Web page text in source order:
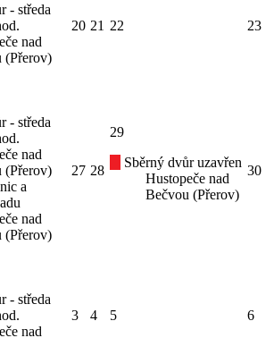
- středa
nad
(Přerov)
20 21 22 23
- středa
nad
(Přerov)
a
nad
(Přerov)
27 28
29
Sběrný dvůr uzavřen
Hustopeče nad
Bečvou (Přerov)
30
- středa
nad
3 4 5 6